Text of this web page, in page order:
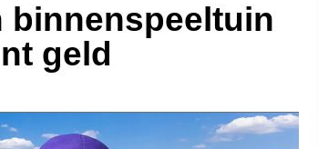
binnenspeeltuin
geld